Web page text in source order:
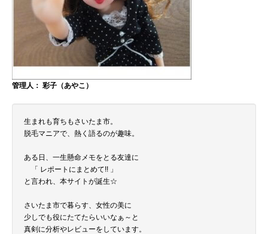
管理人： 彩子（あやこ）
生まれも育ちもさいたま市。
脱毛マニアで、熱く語るのが趣味。
ある日、一生懸命メモをとる友達に
「 レポートにまとめて!! 」
と言われ、本サイトが誕生☆
さいたま市で暮らす、女性の美に
少しでも役にたてたらいいなぁ～と
真剣に分析やレビューをしています。